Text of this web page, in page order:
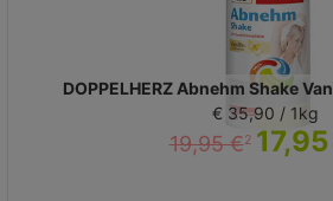
DOPPELHERZ Abnehm Shake
€ 35,90 / 1kg
19,95 €2